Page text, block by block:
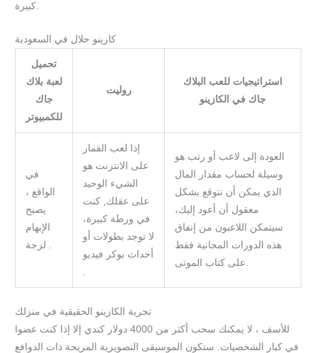
كبيرة.
كازينو حلال في السعودية
تحميل
لعبة بلاك
جاك
للكمبيوتر
روليت
استراتيجيات للعب البلاك
جاك في الكازينو
في
الواقع ،
يصبح
الإبهام
لزجة .
إذا لعب القمار
على الانترنت هو
الشيء الوحيد
على عقلك, كنت
في ورطة كبيرة،
لا توجد بطولات أو
أحداث بوكر فيديو
.
العودة إلى لاعب أو رتب هو
وسيلة لحساب مقدار المال
الذي يمكن أن نتوقع بشكل
معقول أن أعود إليك،
سيتمكن اللاعبون من إنفاق
هذه الدورات المجانية فقط
على كتاب الموتى.
تجربة الكازينو الحقيقية في منزلك
للأسف ، لا يمكنك سحب أكثر من 4000 دولار كندي إلا إذا كنت عضوا
في كبار الشخصيات. ستكون الموسيقى التصويرية المريحة ذات الدوافع